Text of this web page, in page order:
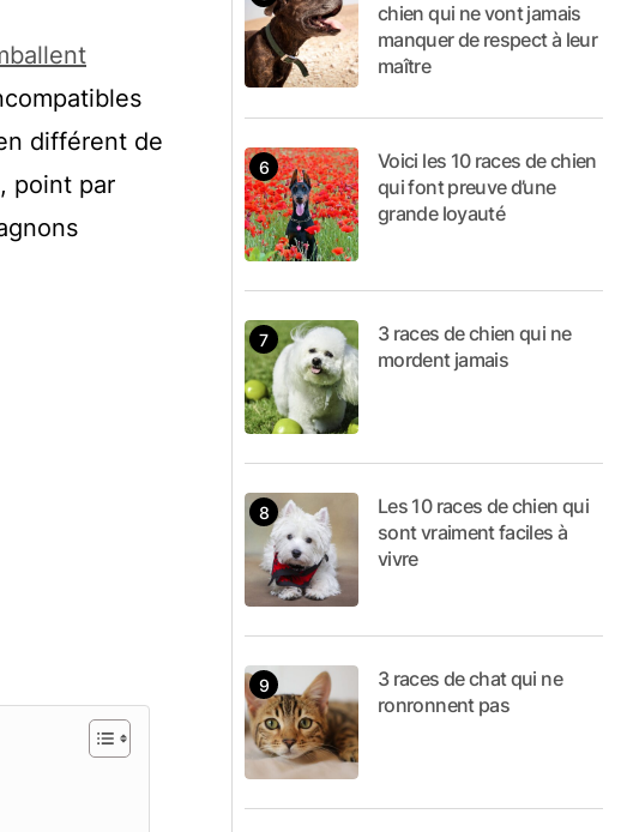
différent de
point par
chien qui ne vont jamais
manquer de respect à leur
maître
Voici les 10 races de chien
qui font preuve d’une
grande loyauté
3 races de chien qui ne
mordent jamais
Les 10 races de chien qui
sont vraiment faciles à
vivre
3 races de chat qui ne
ronronnent pas